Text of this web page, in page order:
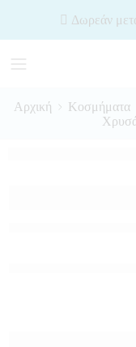
Δωρεάν
Αρχική Κοσμήματα